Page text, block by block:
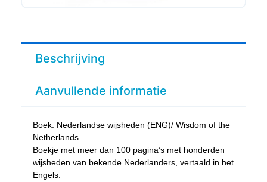
Beschrijving
Aanvullende informatie
Boek. Nederlandse wijsheden (ENG)/ Wisdom of the
Netherlands
Boekje met meer dan 100 pagina’s met honderden
wijsheden van bekende Nederlanders, vertaald in het
Engels.